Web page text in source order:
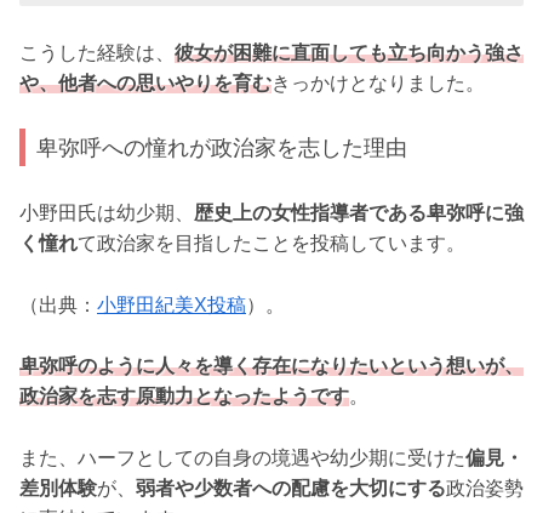
こうした経験は、 彼女が困難に直面しても立ち向かう強さ
や、他者への思いやりを育むきっかけとなりました。
卑弥呼への憧れが政治家を志した理由
小野田氏は幼少期、 歴史上の女性指導者である卑弥呼に強
く憧れて政治家を目指したことを投稿しています。
（出典： 小野田紀美X投稿）。
卑弥呼のように人々を導く存在になりたいという想いが、
政治家を志す原動力となったようです。
また、ハーフとしての自身の境遇や幼少期に受けた偏見・
差別体験が、 弱者や少数者への配慮を大切にする政治姿勢